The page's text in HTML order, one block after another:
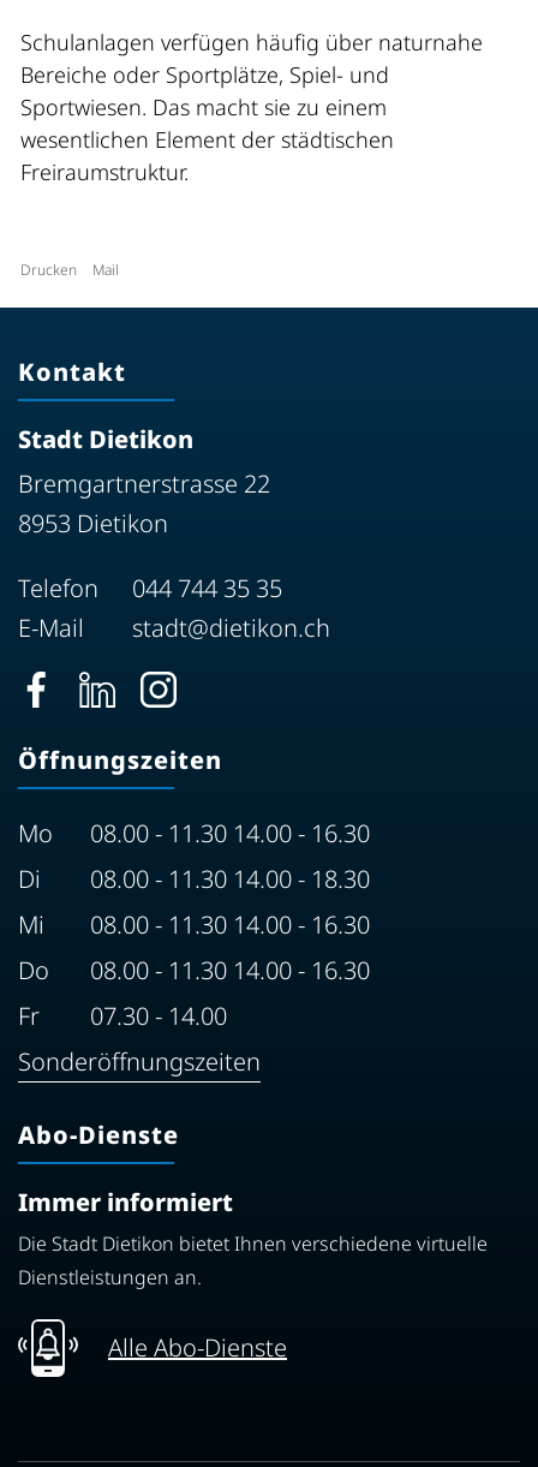
Schulanlagen verfügen häufig über naturnahe
Bereiche oder Sportplätze, Spiel- und
Sportwiesen. Das macht sie zu einem
wesentlichen Element der städtischen
Freiraumstruktur.
Drucken Mail
Kontakt
Stadt Dietikon
Bremgartnerstrasse 22
8953 Dietikon
Telefon
044 744 35 35
E-Mail
stadt@dietikon.ch
Öffnungszeiten
Mo
08.00 - 11.30 14.00 - 16.30
Di
08.00 - 11.30 14.00 - 18.30
Mi
08.00 - 11.30 14.00 - 16.30
Do
08.00 - 11.30 14.00 - 16.30
Fr
07.30 - 14.00
Sonderöffnungszeiten
Abo-Dienste
Immer informiert
Die Stadt Dietikon bietet Ihnen verschiedene virtuelle
Dienstleistungen an.
Alle Abo-Dienste